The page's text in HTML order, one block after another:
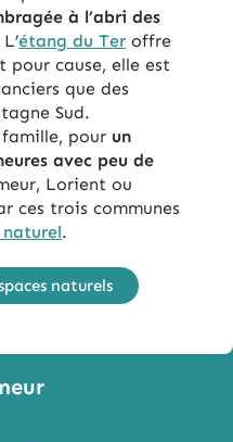
à l’abri des
étang du Ter offre
cause, elle est
que des
Sud.
pour un
avec peu de
Lorient ou
ces trois communes
naturel.
naturels